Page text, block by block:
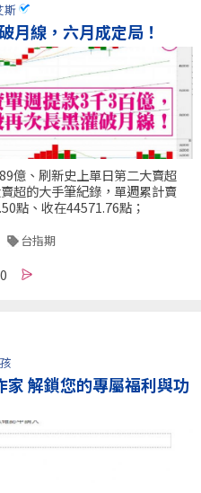
斯
月線，六月成定局！
億、刷新史上單日第二大賣超
超的大手筆紀錄，單週累計賣
點、收在44571.76點；
台指期
0
解鎖您的專屬福利與功